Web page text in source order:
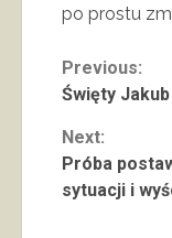
po prostu
Previous:
Święty
Next:
Próba
sytuacji i